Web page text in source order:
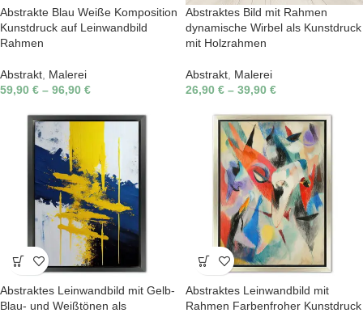
Abstrakte Blau Weiße Komposition
Kunstdruck auf Leinwandbild
Rahmen
Abstrakt Malerei
59,90 € – 96,90 €
Abstraktes Bild mit Rahmen
dynamische Wirbel als Kunstdruck
mit Holzrahmen
Abstrakt Malerei
26,90 € – 39,90 €
Abstraktes Leinwandbild mit Gelb-
Blau- und Weißtönen als
Abstraktes Leinwandbild mit
Rahmen Farbenfroher Kunstdruck